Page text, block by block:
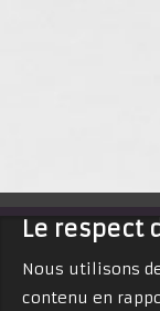
Le respect
Nous utilisons
contenu en